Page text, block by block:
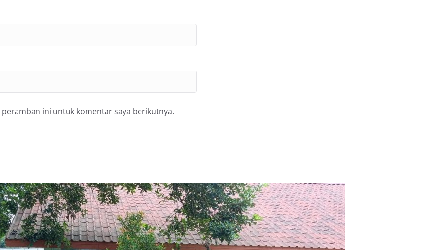
ini untuk komentar saya berikutnya.